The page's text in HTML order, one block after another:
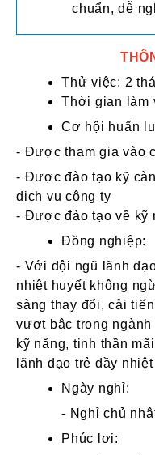
chuẩn, dễ
Thử việc: 2
Thời gian làm
Cơ hội huấn
- Được tham gia vào
- Được đào tạo kỹ
dịch vụ công ty
- Được đào tạo về kỹ
Đồng nghiệp:
- Với đội ngũ lãnh
nhiệt huyết không
sàng thay đổi, cải
vượt bậc trong
kỹ năng, tinh thần
lãnh đạo trẻ đầy
Ngày nghỉ:
- Nghỉ chủ
Phúc lợi: